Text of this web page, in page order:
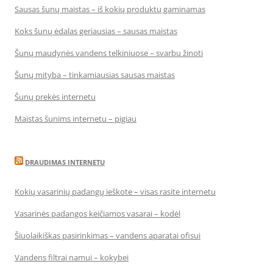
Sausas šunų maistas – iš kokių produktų gaminamas
Koks šunų ėdalas geriausias – sausas maistas
Šunų maudynės vandens telkiniuose – svarbu žinoti
Šunų mityba – tinkamiausias sausas maistas
Šunų prekės internetu
Maistas šunims internetu – pigiau
DRAUDIMAS INTERNETU
Kokių vasarinių padangų ieškote – visas rasite internetu
Vasarinės padangos keičiamos vasarai – kodėl
Šiuolaikiškas pasirinkimas – vandens aparatai ofisui
Vandens filtrai namui – kokybei